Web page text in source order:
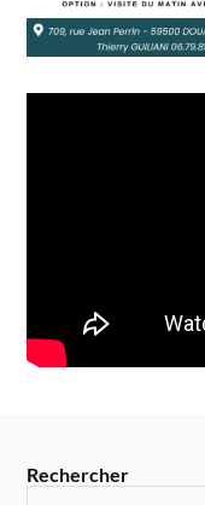
Rechercher